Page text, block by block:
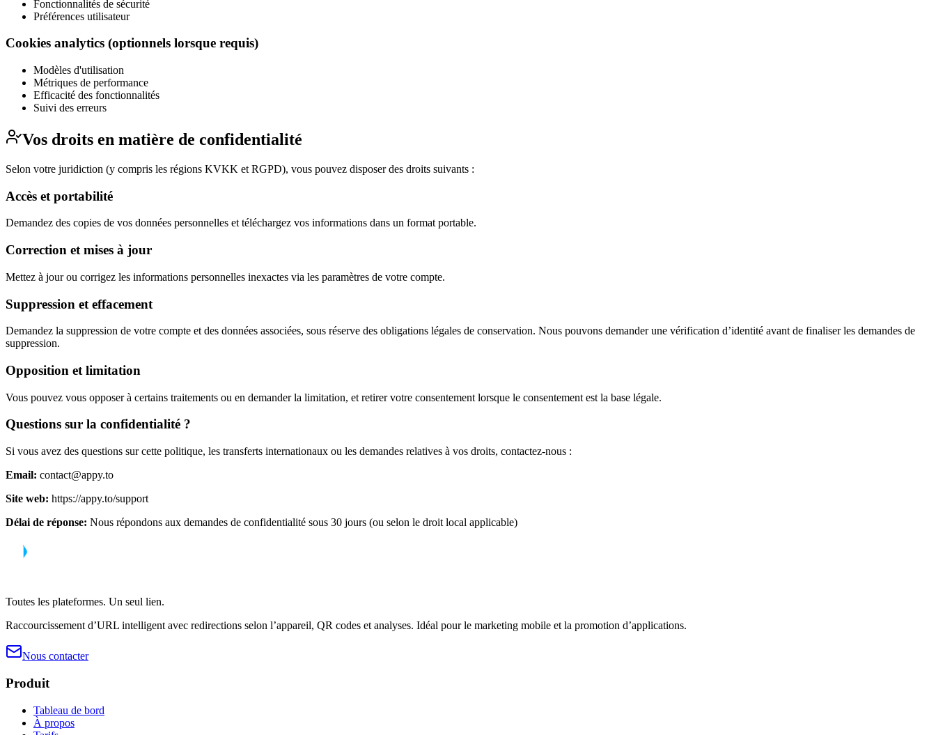
Fonctionnalités de sécurité
Préférences utilisateur
Cookies analytics (optionnels lorsque requis)
Modèles d'utilisation
Métriques de performance
Efficacité des fonctionnalités
Suivi des erreurs
Vos droits en matière de confidentialité
Selon votre juridiction (y compris les régions KVKK et RGPD), vous pouvez disposer des droits suivants :
Accès et portabilité
Demandez des copies de vos données personnelles et téléchargez vos informations dans un format portable.
Correction et mises à jour
Mettez à jour ou corrigez les informations personnelles inexactes via les paramètres de votre compte.
Suppression et effacement
Demandez la suppression de votre compte et des données associées, sous réserve des obligations légales de conservation. Nous pouvons demander une vérification d’identité avant de finaliser les demandes de
suppression.
Opposition et limitation
Vous pouvez vous opposer à certains traitements ou en demander la limitation, et retirer votre consentement lorsque le consentement est la base légale.
Questions sur la confidentialité ?
Si vous avez des questions sur cette politique, les transferts internationaux ou les demandes relatives à vos droits, contactez-nous :
Email: contact@appy.to
Site web: https://appy.to/support
Délai de réponse: Nous répondons aux demandes de confidentialité sous 30 jours (ou selon le droit local applicable)
Toutes les plateformes. Un seul lien.
Raccourcissement d’URL intelligent avec redirections selon l’appareil, QR codes et analyses. Idéal pour le marketing mobile et la promotion d’applications.
Nous contacter
Produit
Tableau de bord
À propos